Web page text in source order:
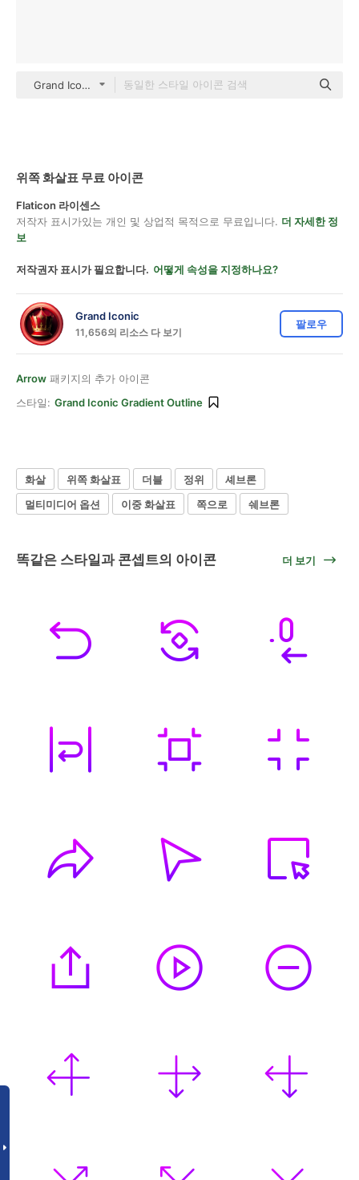
Grand Iconic gradient outline
위쪽 화살표 무료 아이콘
Flaticon 라이센스
저작자 표시가있는 개인 및 상업적 목적으로 무료입니다. 더 자세한 정
보
저작권자 표시가 필요합니다. 어떻게 속성을 지정하나요?
Grand Iconic
11,656의 리소스 다 보기
팔로우
Arrow 패키지의 추가 아이콘
스타일: Grand Iconic Gradient Outline
화살 위쪽 화살표 더블 정위
셰브론
멀티미디어 옵션
이중 화살표 쪽으로 쉐브론
똑같은 스타일과 콘셉트의 아이콘 더 보기